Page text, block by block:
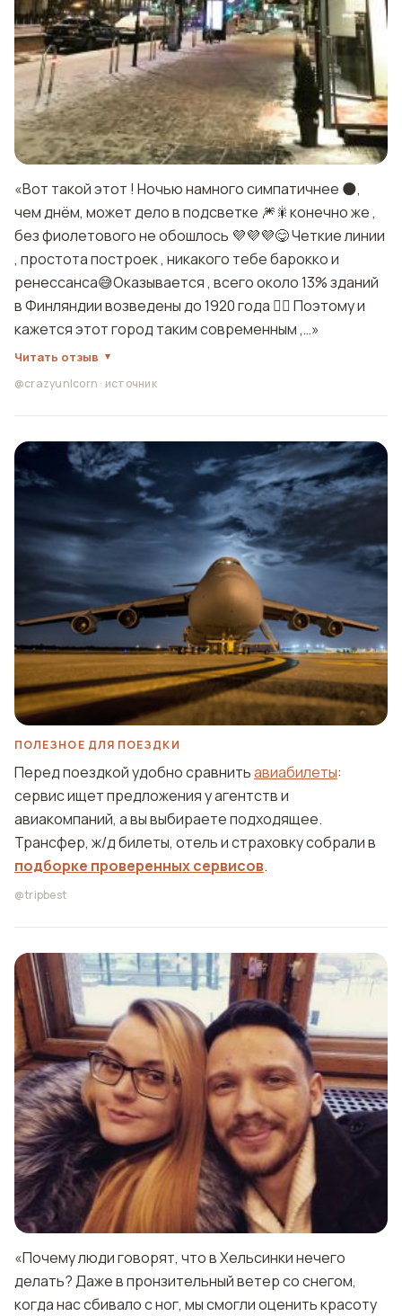
«Вот такой этот ! Ночью намного симпатичнее 🌑,
чем днём, может дело в подсветке 🎆🎇конечно же ,
без фиолетового не обошлось 💜💜💜😋 Четкие линии
, простота построек , никакого тебе барокко и
ренессанса😅Оказывается , всего около 13% зданий
в Финляндии возведены до 1920 года ☝🏻 Поэтому и
кажется этот город таким современным ,…»
Читать отзыв
@crazyunlcorn · источник
ПОЛЕЗНОЕ ДЛЯ ПОЕЗДКИ
Перед поездкой удобно сравнитьавиабилеты:
сервис ищет предложения у агентств и
авиакомпаний, а вы выбираете подходящее.
Трансфер, ж/д билеты, отель и страховку собрали в
подборке проверенных сервисов.
@tripbest
«Почему люди говорят, что в Хельсинки нечего
делать? Даже в пронзительный ветер со снегом,
когда нас сбивало с ног, мы смогли оценить красоту